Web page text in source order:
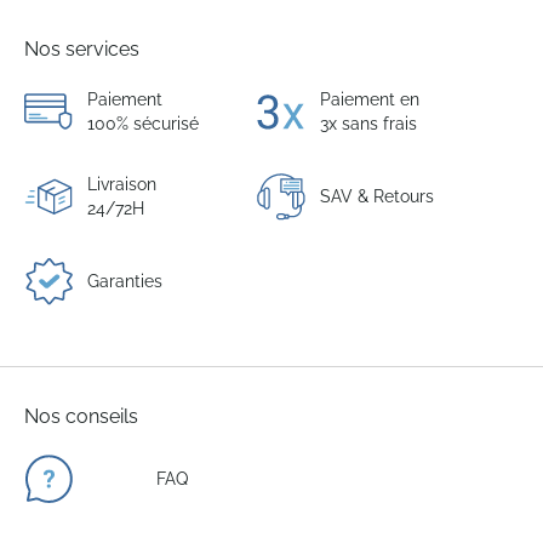
Nos services
Paiement
100% sécurisé
Paiement en
3x sans frais
Livraison
24/72H
SAV & Retours
Garanties
Nos conseils
FAQ